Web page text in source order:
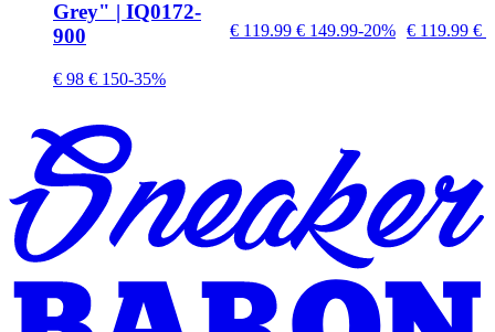
Grey" | IQ0172-
900
€ 98 € 150-35%
€ 119.99 € 149.99-20% € 119.99 €